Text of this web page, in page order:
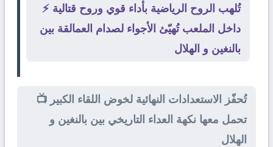
⚡ تُلهب الروح الرياضية بأداء قوي وروح قتالية
داخل الملعب تُهيّئ الأجواء لصدام العمالقة بين
بالنغين و الهلال
📺 تُحفّز الاستعدادات النهائية لخوض اللقاء الكبير
تحمل معها نكهة العداء التاريخي بين بالنغين و
الهلال